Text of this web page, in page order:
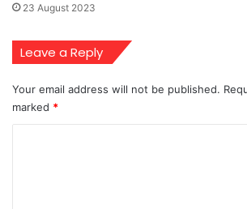
23 August 2023
Leave a Reply
Your email address will not be published.
marked *